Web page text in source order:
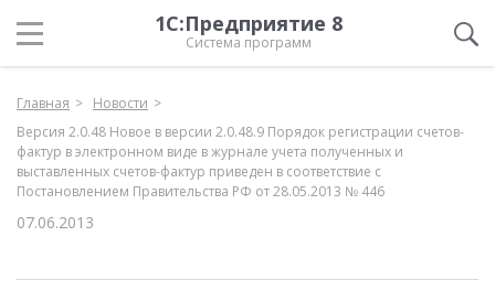
1С:Предприятие 8
Система программ
Главная
Новости
Версия 2.0.48 Новое в версии 2.0.48.9 Порядок регистрации счетов-
фактур в электронном виде в журнале учета полученных и
выставленных счетов-фактур приведен в соответствие с
Постановлением Правительства РФ от 28.05.2013 № 446
07.06.2013